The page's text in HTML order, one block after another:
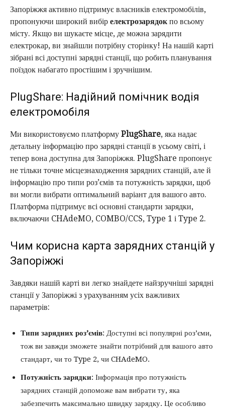
Запоріжжя активно підтримує власників електромобілів,
пропонуючи широкий вибір електрозарядокпо всьому
місту. Якщо ви шукаєте місце, де можна зарядити
електрокар, ви знайшли потрібну сторінку! На нашій карті
зібрані всі доступні зарядні станції, що робить планування
поїздок набагато простішим і зручнішим.
PlugShare: Надійний помічник водія
електромобіля
Ми використовуємо платформу PlugShare, яка надає
детальну інформацію про зарядні станції в усьому світі, і
тепер вона доступна для Запоріжжя. PlugShare пропонує
не тільки точне місцезнаходження зарядних станцій, але й
інформацію про типи роз’ємів та потужність зарядки, щоб
ви могли вибрати оптимальний варіант для вашого авто.
Платформа підтримує всі основні стандарти зарядки,
включаючи CHAdeMO, COMBO/CCS, Type 1 і Type 2.
Чим корисна карта зарядних станцій у
Запоріжжі
Завдяки нашій карті ви легко знайдете найзручніші зарядні
станції у Запоріжжі з урахуванням усіх важливих
параметрів:
Типи зарядних роз’ємів: Доступні всі популярні роз’єми,
тож ви завжди зможете знайти потрібний для вашого авто
стандарт, чи то Type 2, чи CHAdeMO.
Потужність зарядки: Інформація про потужність
зарядних станцій допоможе вам вибрати ту, яка
забезпечить максимально швидку зарядку. Це особливо